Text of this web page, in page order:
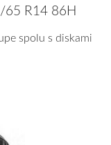
65 R14 86H
spolu s diskami